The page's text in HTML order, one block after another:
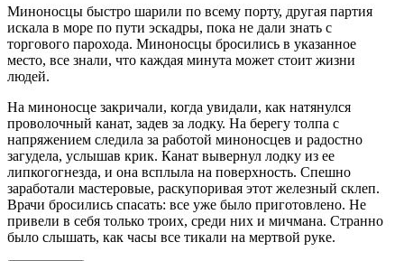
Миноносцы быстро шарили по всему порту, другая партия
искала в море по пути эскадры, пока не дали знать с
торгового парохода. Миноносцы бросились в указанное
место, все знали, что каждая минута может стоит жизни
людей.
На миноносце закричали, когда увидали, как натянулся
проволочный канат, задев за лодку. На берегу толпа с
напряжением следила за работой миноносцев и радостно
загудела, услышав крик. Канат вывернул лодку из ее
липкогогнезда, и она всплыла на поверхность. Спешно
заработали мастеровые, раскупоривая этот железный склеп.
Врачи бросились спасать: все уже было приготовлено. Не
привели в себя только троих, среди них и мичмана. Странно
было слышать, как часы все тикали на мертвой руке.